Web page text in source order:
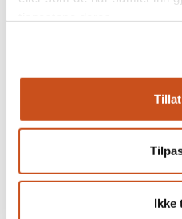
Ikke
Bunter med stikker klare for
Tekkearbeidet
Smithsætra hadde vært ute